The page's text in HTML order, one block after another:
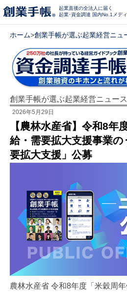
起業直後の全法人に届く
起業･資金調達 国内No.1メデ
ホーム>創業手帳が選ぶ起業経営ニュ
創業手帳が選ぶ起業経営ニュース
2026年5月29日
【農林水産省】令和8年
給・需要拡大支援事業
要拡大支援」公募
農林水産省 令和8年度「米穀周